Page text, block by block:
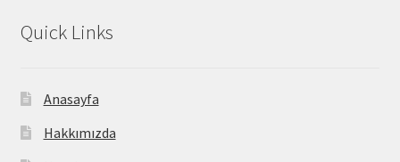
Quick Links
Anasayfa
Hakkımızda